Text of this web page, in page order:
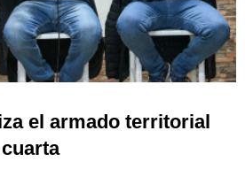
el armado territorial